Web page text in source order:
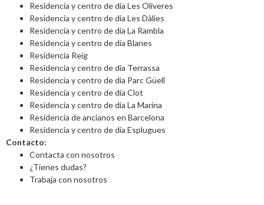
Residencia y centro de día Les Oliveres
Residencia y centro de día Les Dàlies
Residencia y centro de día La Rambla
Residencia y centro de día Blanes
Residencia Reig
Residencia y centro de día Terrassa
Residencia y centro de día Parc Güell
Residencia y centro de día Clot
Residencia y centro de día La Marina
Residencia de ancianos en Barcelona
Residencia y centro de día Esplugues
Contacto:
Contacta con nosotros
¿Tienes dudas?
Trabaja con nosotros